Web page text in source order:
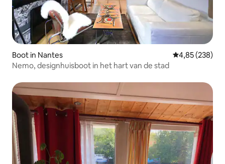
Boot in Nantes Gemiddelde
4,85 (238)
Nemo, designhuisboot in het hart van de stad